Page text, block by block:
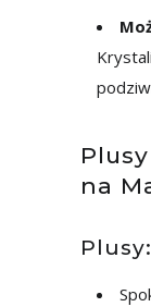
na
Plusy: